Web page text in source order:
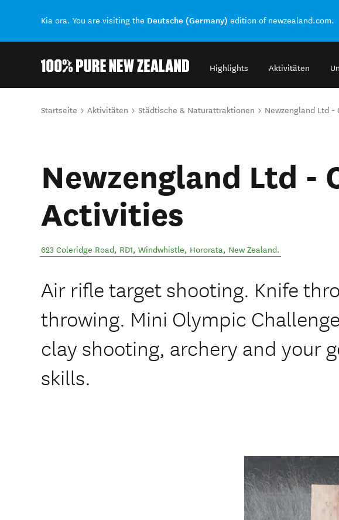
Kia ora. You are visiting the Deutsche (Germany) edition of newzealand.com.
Highlights Aktivitäten
Sie sind hier
Startseite Aktivitäten Städtische & Naturattraktionen Newzengland Ltd -
Newzengland Ltd -
Activities
623 Coleridge Road, RD1, Windwhistle, Hororata, New Zealand.
Air rifle target shooting. Knife
throwing. Mini Olympic
clay shooting, archery and your
skills.